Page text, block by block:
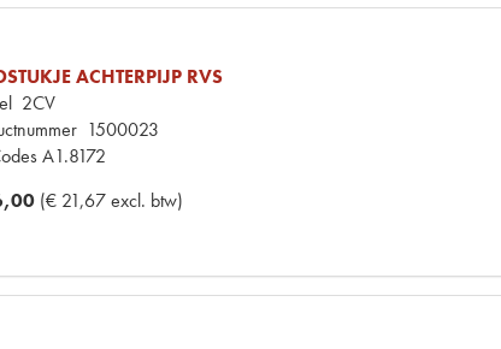
ACHTERPIJP RVS
2CV
1500023
A1.8172
(€ 21,67 excl. btw)